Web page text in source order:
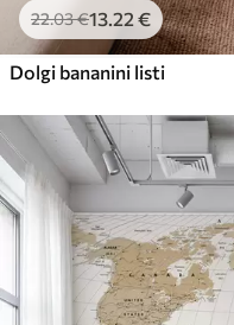
22.03€13 .22 €
Dolgi bananini listi